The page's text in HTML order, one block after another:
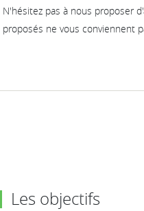
N'hésitez pas à nous proposer
proposés ne vous conviennent
Les objectifs